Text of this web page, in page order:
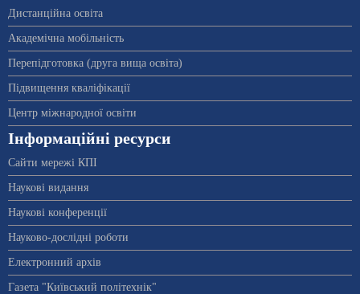
Дистанційна освіта
Академічна мобільність
Перепідготовка (друга вища освіта)
Підвищення кваліфікації
Центр міжнародної освіти
Інформаційні ресурси
Сайти мережі КПІ
Наукові видання
Наукові конференції
Науково-дослідні роботи
Електронний архів
Газета "Київський політехнік"